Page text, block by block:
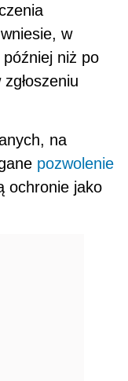
w
niż po
na
pozwolenie
ochronie jako